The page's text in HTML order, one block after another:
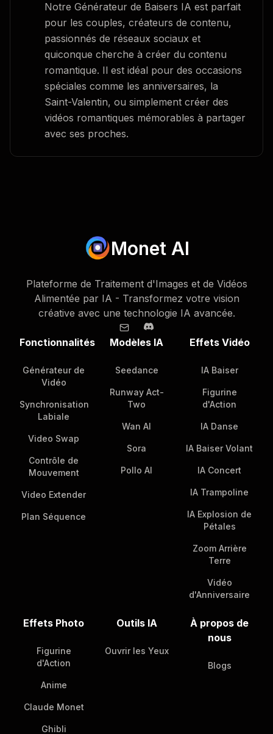
Notre Générateur de Baisers IA est parfait
pour les couples, créateurs de contenu,
passionnés de réseaux sociaux et
quiconque cherche à créer du contenu
romantique. Il est idéal pour des occasions
spéciales comme les anniversaires, la
Saint-Valentin, ou simplement créer des
vidéos romantiques mémorables à partager
avec ses proches.
Monet AI
Plateforme de Traitement d'Images et de Vidéos
Alimentée par IA - Transformez votre vision
créative avec une technologie IA avancée.
Fonctionnalités
Générateur de
Vidéo
Synchronisation
Labiale
Video Swap
Contrôle de
Mouvement
Video Extender
Plan Séquence
Modèles IA
Seedance
Runway Act-
Two
Wan AI
Sora
Pollo AI
Effets Vidéo
IA Baiser
Figurine
d'Action
IA Danse
IA Baiser Volant
IA Concert
IA Trampoline
IA Explosion de
Pétales
Zoom Arrière
Terre
Vidéo
d'Anniversaire
Effets Photo
Figurine
d'Action
Anime
Claude Monet
Ghibli
Outils IA
Ouvrir les Yeux
À propos de
nous
Blogs